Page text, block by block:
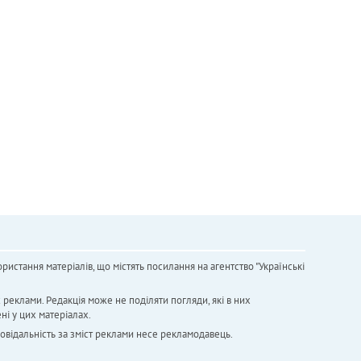
матеріалів, що містять посилання на агентство "Українськi
Редакція може не поділяти погляди, які в них
у цих матеріалах.
за зміст реклами несе рекламодавець.